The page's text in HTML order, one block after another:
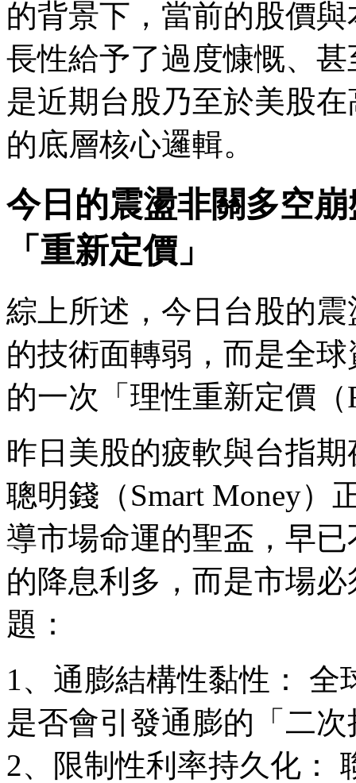
的背景下，當前的股價
長性給予了過度慷慨、
是近期台股乃至於美股
的底層核心邏輯。
今日的震盪非關多空
「重新定價」
綜上所述，今日台股的
的技術面轉弱，而是全
的一次「理性重新定價（
昨日美股的疲軟與台指
聰明錢（Smart Money）
導市場命運的聖盃，早
的降息利多，而是市場
題：
1、通膨結構性黏性：
是否會引發通膨的「二
2、限制性利率持久化：